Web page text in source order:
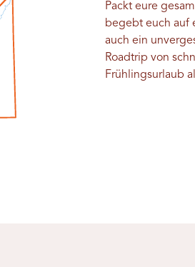
Packt eure
begebt euch auf
auch ein
Roadtrip von
Frühlingsurlaub